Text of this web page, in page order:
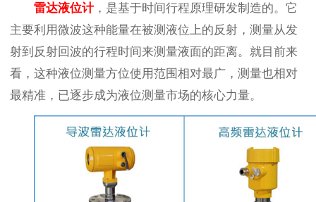
雷达液位计，是基于时间行程原理研发制造的。它
主要利用微波这种能量在被测液位上的反射，测量从发
射到反射回波的行程时间来测量液面的距离。就目前来
看，这种液位测量方位使用范围相对最广，测量也相对
最精准，已逐步成为液位测量市场的核心力量。